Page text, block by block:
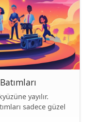
yayılır.
sadece güzel